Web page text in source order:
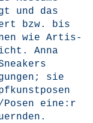
und das
bzw. bis
wie Artis­
Anna
sie
Posen eine:r